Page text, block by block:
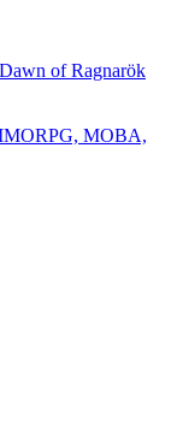
of Ragnarök
MOBA,